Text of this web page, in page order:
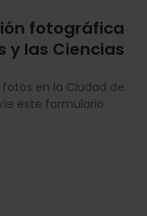
fotográfica
y las Ciencias
en la Ciudad de
este formulario